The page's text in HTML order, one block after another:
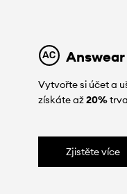
Vytvořte si účet a
získáte až20%
Zjistěte více